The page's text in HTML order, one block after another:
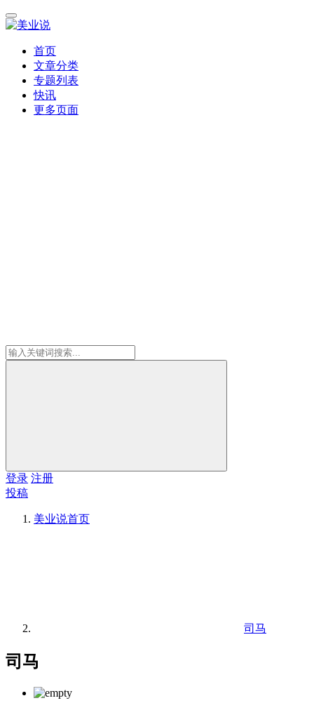
首页
文章分类
专题列表
快讯
更多页面
登录 注册
投稿
美业说首页
司马
司马